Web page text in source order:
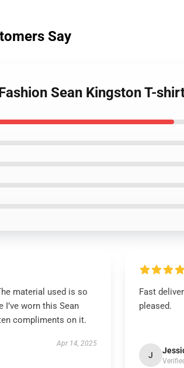
Say
Sean Kingston T-
material used is so
I’ve worn this Sean
compliments on it.
Apr 14, 2025
Fast
pleased.
J